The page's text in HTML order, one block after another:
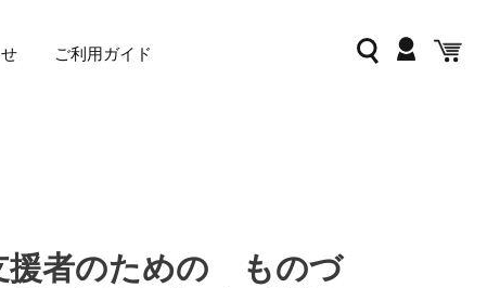
ご利用ガイド 検索 ログインカー
援者のための ものづ